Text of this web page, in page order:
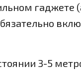
гаджете
3-5